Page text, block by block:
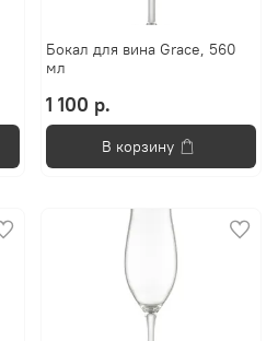
Бокал для вина Grace, 560
мл
1 100 р.
В корзину